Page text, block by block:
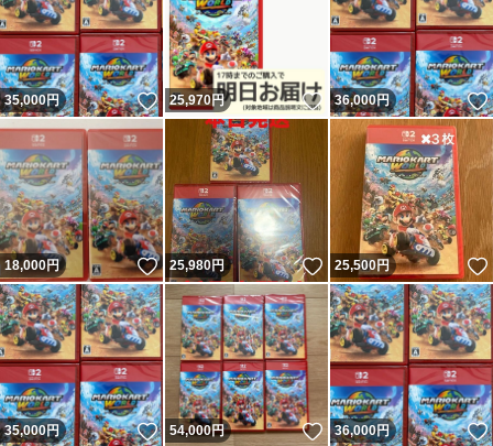
35,000円 いいね！
25,970円 いいね！
36,000円
18,000円 いいね！
25,980円 いいね！
25,500円
35,000円 いいね！
54,000円 いいね！
36,000円